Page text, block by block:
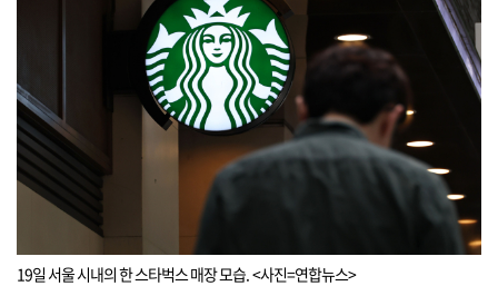
19일 서울 시내의 한 스타벅스 매장 모습. <사진=연합뉴스>